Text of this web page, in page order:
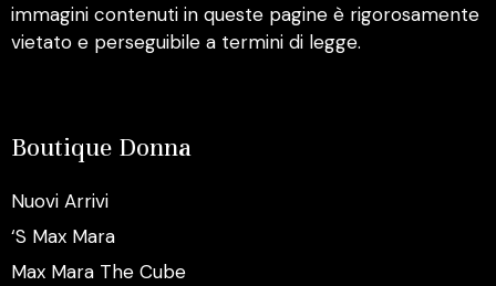
immagini contenuti in queste pagine è rigorosamente
vietato e perseguibile a termini di legge.
Boutique Donna
Nuovi Arrivi
‘S Max Mara
Max Mara The Cube